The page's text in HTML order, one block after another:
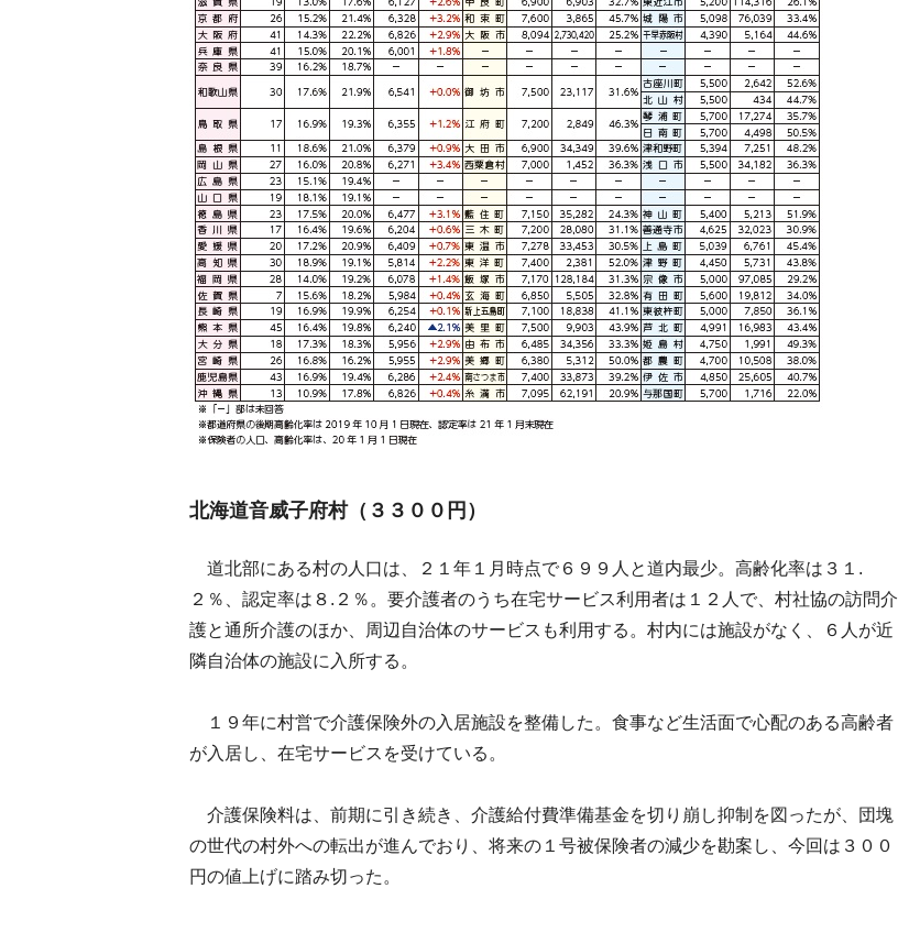
北海道音威子府村（３３００円）
道北部にある村の人口は、２１年１月時点で６９９人と道内最少。高齢化率は３１.
２％、認定率は８.２％。要介護者のうち在宅サービス利用者は１２人で、村社協の訪問介
護と通所介護のほか、周辺自治体のサービスも利用する。村内には施設がなく、６人が近
隣自治体の施設に入所する。
１９年に村営で介護保険外の入居施設を整備した。食事など生活面で心配のある高齢者
が入居し、在宅サービスを受けている。
介護保険料は、前期に引き続き、介護給付費準備基金を切り崩し抑制を図ったが、団塊
の世代の村外への転出が進んでおり、将来の１号被保険者の減少を勘案し、今回は３００
円の値上げに踏み切った。